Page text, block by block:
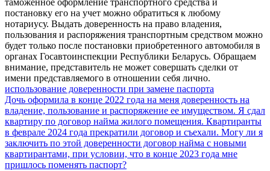
таможенное оформление транспортного средства и
постановку его на учет можно обратиться к любому
нотариусу. Выдать доверенность на право владения,
пользования и распоряжения транспортным средством можно
будет только после постановки приобретенного автомобиля в
органах Госавтоинспекции Республики Беларусь. Обращаем
внимание, представитель не может совершать сделки от
имени представляемого в отношении себя лично.
использование доверенности при замене паспорта
Дочь оформила в конце 2022 года на меня доверенность на
владение, пользование и распоряжение ее имуществом. Я сдал
квартиру по договор найма жилого помещения. Квартиранты
в феврале 2024 года прекратили договор и съехали. Могу ли я
заключить по этой доверенности договор найма с новыми
квартирантами, при условии, что в конце 2023 года мне
пришлось поменять паспорт?